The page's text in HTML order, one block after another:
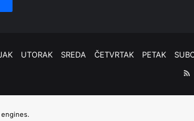
UTORAK SREDA ČETVRTAK PETAK